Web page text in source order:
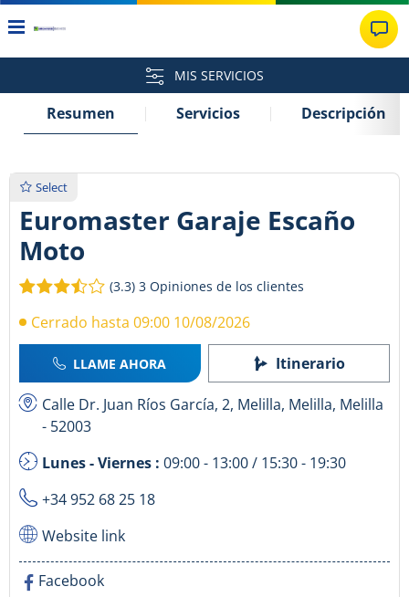
MIS SERVICIOS
Resumen Servicios Descripción
Select
Euromaster Garaje Escaño
Moto
(3.3) 3 Opiniones de los clientes
Cerrado hasta 09:00 10/08/2026
LLAME AHORA Itinerario
Calle Dr. Juan Ríos García, 2, Melilla, Melilla, Melilla
- 52003
Lunes - Viernes : 09:00 - 13:00 / 15:30 - 19:30
+34 952 68 25 18
Website link
Facebook